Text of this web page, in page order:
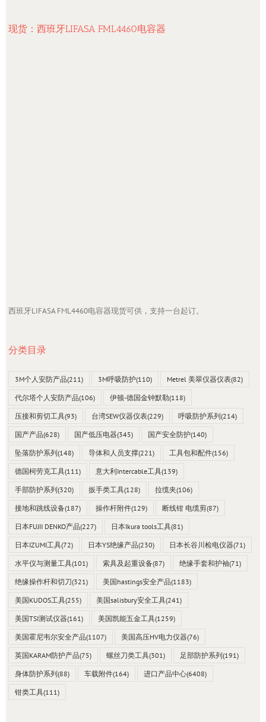
现货：西班牙LIFASA FML4460电容器
西班牙LIFASA FML4460电容器现货可供，支持一台起订。
分类目录
3M个人安防产品(211) 3M呼吸防护(110) Metrel 美翠仪器仪表(82)
代尔塔个人安防产品(106) 伊顿-德国金钟默勒(118)
压接和剪切工具(93) 台湾SEW仪器仪表(229) 呼吸防护系列(214)
国产产品(628) 国产低压电器(345) 国产安全防护(140)
坠落防护系列(148) 导体和人员支撑(221) 工具包和配件(156)
德国柯劳克工具(111) 意大利Intercable工具(139)
手部防护系列(320) 扳手类工具(128) 拉缆夹(106)
接地和跳线设备(187) 操作杆附件(129) 断线钳 电缆剪(87)
日本FUJII DENKO产品(227) 日本Ikura tools工具(81)
日本IZUMI工具(72) 日本YS绝缘产品(230) 日本长谷川检电仪器(71)
水平仪与测量工具(101) 索具及起重设备(87) 绝缘手套和护袖(71)
绝缘操作杆和切刀(321) 美国hastings安全产品(1183)
美国KUDOS工具(255) 美国salisbury安全工具(241)
美国TSI测试仪器(161) 美国凯能五金工具(1259)
美国霍尼韦尔安全产品(1107) 美国高压HV电力仪器(76)
英国KARAM防护产品(75) 螺丝刀类工具(301) 足部防护系列(191)
身体防护系列(88) 车载附件(164) 进口产品中心(6408)
钳类工具(111)